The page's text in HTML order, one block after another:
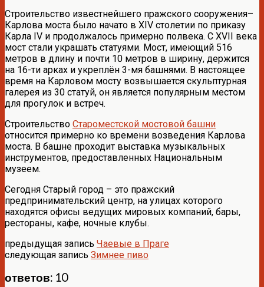
Строительство известнейшего пражского сооружения–
Карлова моста было начато в XIV столетии по приказу
Карла IV и продолжалось примерно полвека. С XVII века
мост стали украшать статуями. Мост, имеющий 516
метров в длину и почти 10 метров в ширину, держится
на 16-ти арках и укреплён 3-мя башнями. В настоящее
время на Карловом мосту возвышается скульптурная
галерея из 30 статуй, он является популярным местом
для прогулок и встреч.
Строительство Староместской мостовой башни
относится примерно ко времени возведения Карлова
моста. В башне проходит выставка музыкальных
инструментов, предоставленных Национальным
музеем.
Сегодня Старый город – это пражский
предпринимательский центр, на улицах которого
находятся офисы ведущих мировых компаний, бары,
рестораны, кафе, ночные клубы.
предыдущая запись Чаевые в Праге
следующая запись Зимнее пиво
ответов: 10